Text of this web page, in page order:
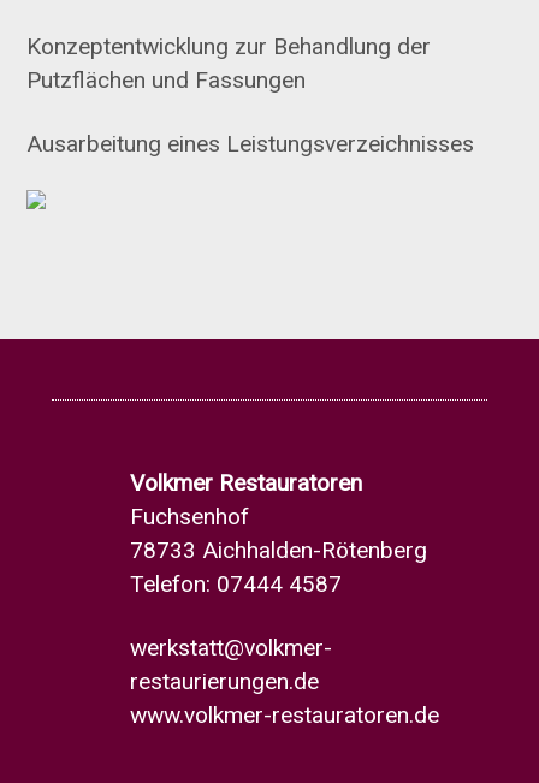
Konzeptentwicklung zur Behandlung der
Putzflächen und Fassungen
Ausarbeitung eines Leistungsverzeichnisses
Volkmer Restauratoren
Fuchsenhof
78733 Aichhalden-Rötenberg
Telefon: 07444 4587
werkstatt@volkmer-
restaurierungen.de
www.volkmer-restauratoren.de